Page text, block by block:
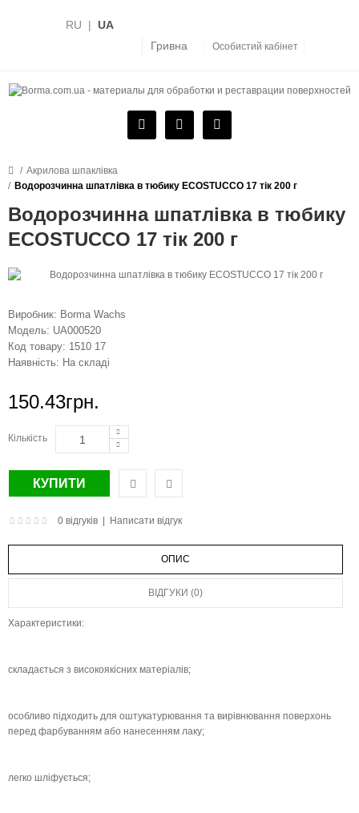
RU | UA
Гривна
Особистий кабінет
Акрилова шпаклівка
Водорозчинна шпатлівка в тюбику ECOSTUCCO 17 тік 200 г
Водорозчинна шпатлівка в тюбику
ECOSTUCCO 17 тік 200 г
Виробник: Borma Wachs
Модель: UA000520
Код товару: 1510 17
Наявність: На складі
150.43грн.
Кількість
0 відгуків Написати відгук
ОПИС
ВІДГУКИ (0)
Характеристики:
складається з високоякісних матеріалів;
особливо підходить для оштукатурювання та вирівнювання поверхонь
перед фарбуванням або нанесенням лаку;
легко шліфується;